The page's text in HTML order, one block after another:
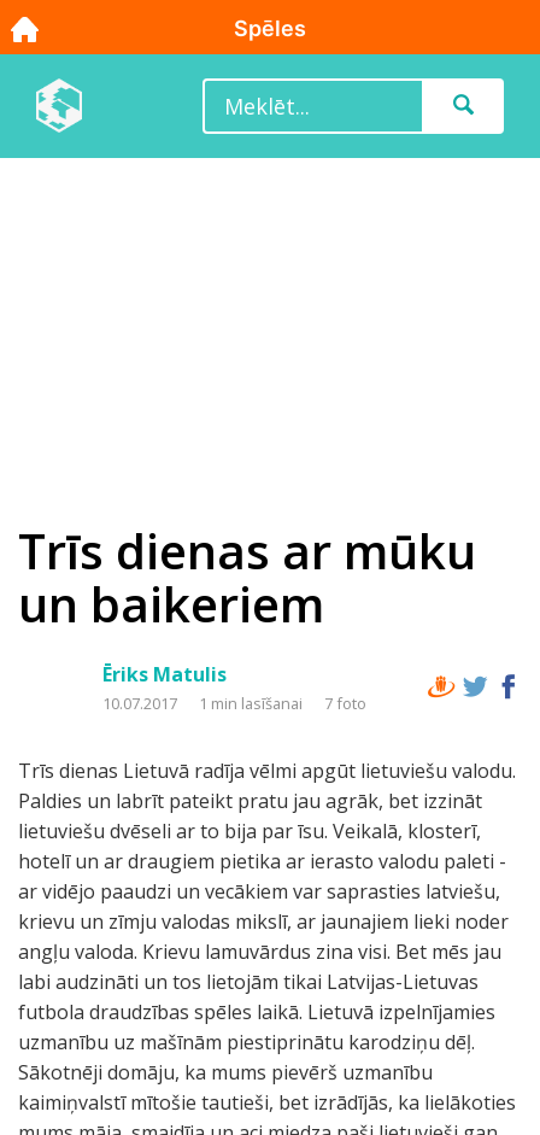
Trīs dienas ar mūku
un baikeriem
Ēriks Matulis
10.07.2017 1 min lasīšanai 7 foto
Trīs dienas Lietuvā radīja vēlmi apgūt lietuviešu valodu.
Paldies un labrīt pateikt pratu jau agrāk, bet izzināt
lietuviešu dvēseli ar to bija par īsu. Veikalā, klosterī,
hotelī un ar draugiem pietika ar ierasto valodu paleti -
ar vidējo paaudzi un vecākiem var saprasties latviešu,
krievu un zīmju valodas mikslī, ar jaunajiem lieki noder
angļu valoda. Krievu lamuvārdus zina visi. Bet mēs jau
labi audzināti un tos lietojām tikai Latvijas-Lietuvas
futbola draudzības spēles laikā. Lietuvā izpelnījamies
uzmanību uz mašīnām piestiprinātu karodziņu dēļ.
Sākotnēji domāju, ka mums pievērš uzmanību
kaimiņvalstī mītošie tautieši, bet izrādījās, ka lielākoties